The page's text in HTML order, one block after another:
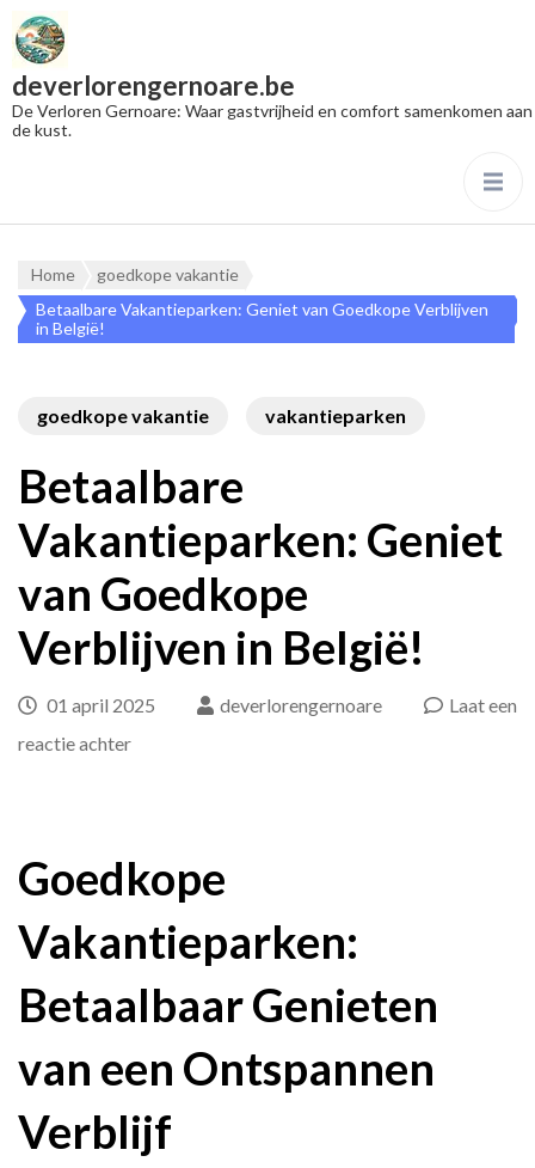
deverlorengernoare.be
De Verloren Gernoare: Waar gastvrijheid en comfort samenkomen aan
de kust.
Home
goedkope vakantie
Betaalbare Vakantieparken: Geniet van Goedkope Verblijven
in België!
goedkope vakantie vakantieparken
Betaalbare
Vakantieparken: Geniet
van Goedkope
Verblijven in België!
01 april 2025 deverlorengernoare
Laat een
reactie achterop
Geniet
van
Goedkope
Verblijven
in
Goedkope
Vakantieparken:
Betaalbaar Genieten
van een Ontspannen
Verblijf